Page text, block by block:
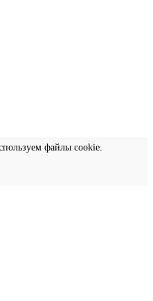
файлы cookie.